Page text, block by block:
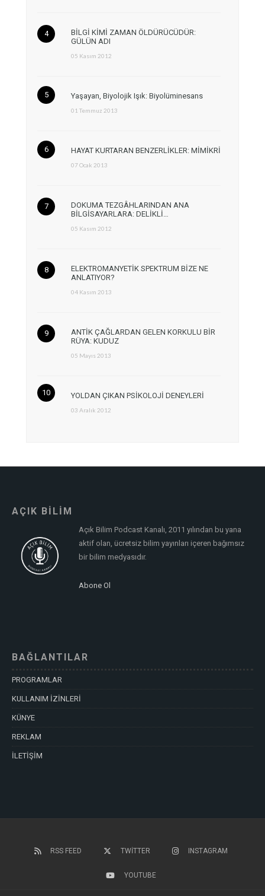
BİLGİ KİMİ ZAMAN ÖLDÜRÜCÜDÜR:
GÜLÜN ADI
05 Kasım 2012
Yaşayan, Biyolojik Işık: Biyolüminesans
01 Temmuz 2013
HAYAT KURTARAN BENZERLİKLER: MİMİKRİ
07 Ocak 2013
DOKUMA TEZGÂHLARINDAN ANA
BİLGİSAYARLARA: DELİKLİ…
05 Kasım 2012
ELEKTROMANYETİK SPEKTRUM BİZE NE
ANLATIYOR?
04 Kasım 2013
ANTİK ÇAĞLARDAN GELEN KORKULU BİR
RÜYA: KUDUZ
05 Mayıs 2013
YOLDAN ÇIKAN PSİKOLOJİ DENEYLERİ
03 Aralık 2012
AÇIK BİLİM
Açık Bilim Podcast Kanalı, 2011 yılından bu yana
aktif olan, ücretsiz bilim yayınları içeren bağımsız
bir bilim medyasıdır.
Abone Ol
BAĞLANTILAR
PROGRAMLAR
KULLANIM İZİNLERİ
KÜNYE
REKLAM
İLETİŞİM
RSS FEED TWITTER INSTAGRAM
YOUTUBE